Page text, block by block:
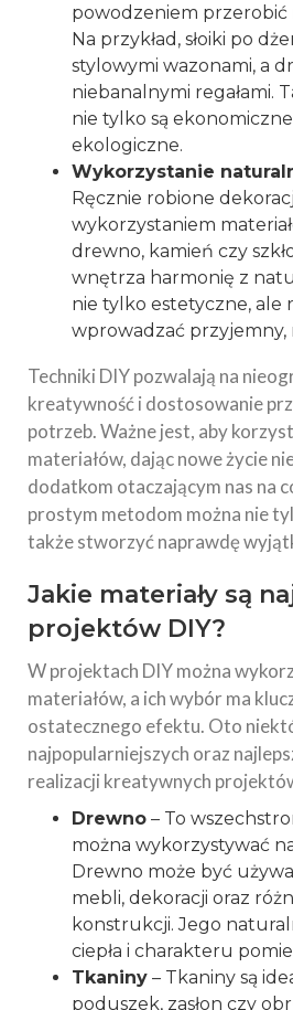
powodzeniem przerobić
Na przykład, słoiki po
stylowymi wazonami, a
niebanalnymi regałami.
nie tylko są
ekologiczne.
Wykorzystanie
Ręcznie robione
wykorzystaniem
drewno, kamień czy
wnętrza harmonię z
nie tylko estetyczne, ale
wprowadzać
Techniki DIY pozwalają na
kreatywność i dostosowanie
potrzeb. Ważne jest, aby
materiałów, dając nowe życie
dodatkom otaczającym nas na
prostym metodom można nie
także stworzyć naprawdę
Jakie materiały są
projektów DIY?
W projektach DIY można
materiałów, a ich wybór ma
ostatecznego efektu. Oto
najpopularniejszych oraz
realizacji kreatywnych
Drewno – To
można wykorzystywać
Drewno może być
mebli, dekoracji oraz
konstrukcji. Jego
ciepła i charakteru
Tkaniny – Tkaniny są
poduszek, zasłon czy